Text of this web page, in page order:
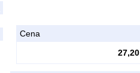
Cena
27,20